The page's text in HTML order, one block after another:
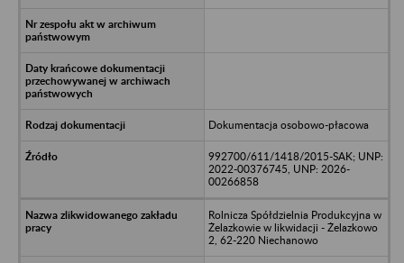
Dokumentacja osobowo-płacowa
992700/611/1418/2015-SAK; UNP:
2022-00376745, UNP: 2026-
00266858
Rolnicza Spółdzielnia Produkcyjna w
Żelazkowie w likwidacji - Żelazkowo
2, 62-220 Niechanowo